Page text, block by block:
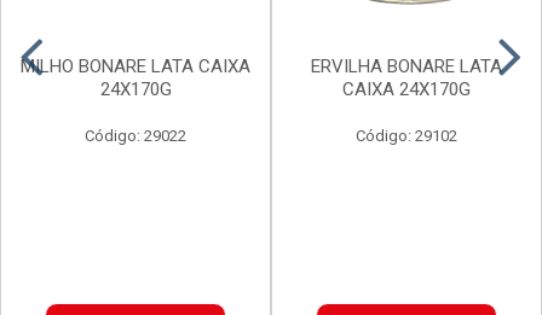
MILHO BONARE LATA CAIXA
24X170G
Código: 29022
ERVILHA BONARE LATA
CAIXA 24X170G
Código: 29102